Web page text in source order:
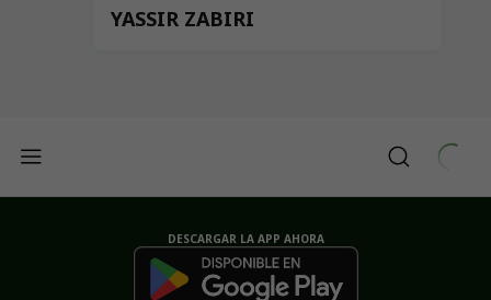
YASSIR ZABIRI
DESCARGAR LA APP AHORA